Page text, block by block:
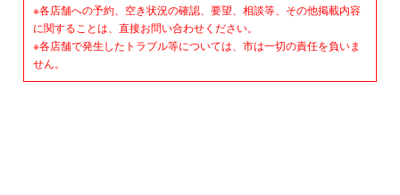
※各店舗への予約、空き状況の確認、要望、相談等、その他掲載内容
に関することは、直接お問い合わせください。
※各店舗で発生したトラブル等については、市は一切の責任を負いま
せん。